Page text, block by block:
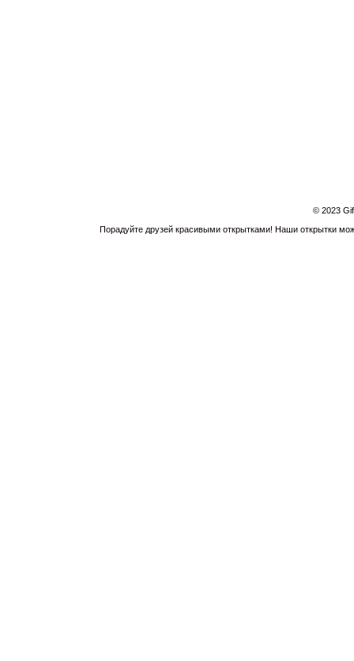
© 2023
Порадуйте друзей красивыми открытками! Наши открытки